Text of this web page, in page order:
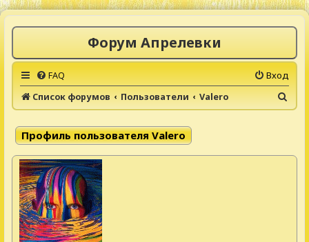
Форум Апрелевки
FAQ
Вход
Список форумов
Пользователи Valero
о
Профиль пользователя Valero